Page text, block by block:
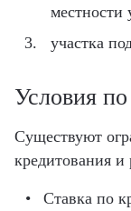
местности
участка
Условия
Существуют
кредитования и
Ставка по